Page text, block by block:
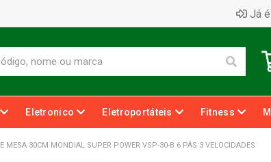
Já
Eletronico Eletroportáteis Fitness
MESA 30CM MONDIAL SUPER POWER VSP-30-B 6 PÁS 3 VELOCIDADES